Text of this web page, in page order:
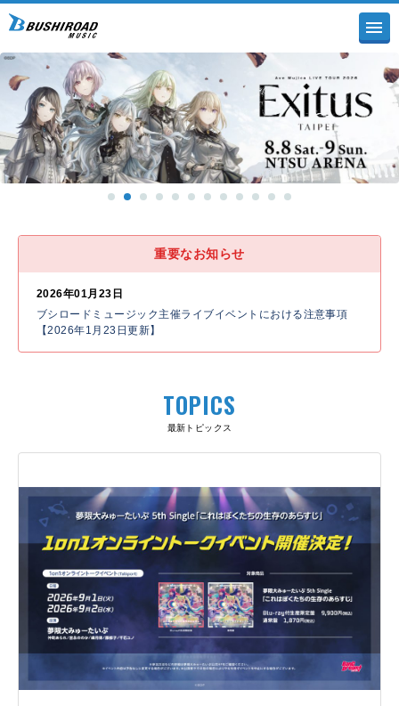
重要なお知らせ
2026年01月23日
ブシロードミュージック主催ライブイベントにおける注意事項
【2026年1月23日更新】
TOPICS
最新トピックス